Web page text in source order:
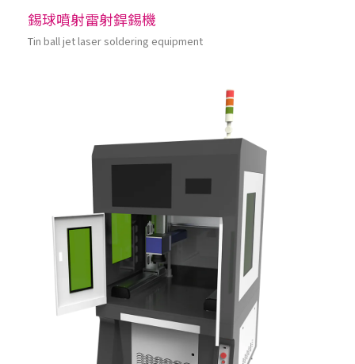
錫球噴射雷射銲錫機
Tin ball jet laser soldering equipment